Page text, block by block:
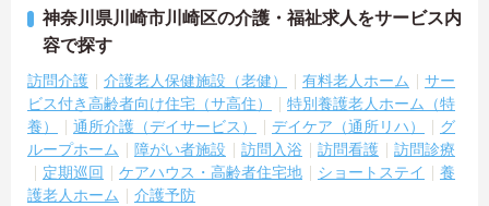
神奈川県川崎市川崎区の介護・福祉求人をサービス内
容で探す
訪問介護 介護老人保健施設（老健） 有料老人ホーム
サー
ビス付き高齢者向け住宅（サ高住）
特別養護老人ホーム（特
養）
通所介護（デイサービス） デイケア（通所リハ）
グ
ループホーム
障がい者施設 訪問入浴 訪問看護
訪問診療
定期巡回
ケアハウス・高齢者住宅地 ショートステイ
養
護老人ホーム
介護予防